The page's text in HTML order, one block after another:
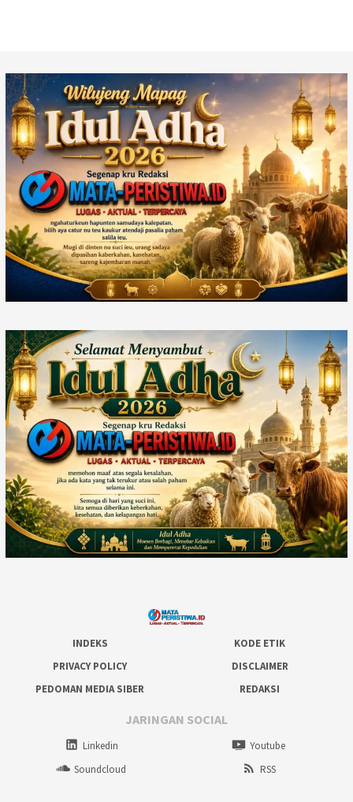
INDEKS
KODE ETIK
PRIVACY POLICY
DISCLAIMER
PEDOMAN MEDIA SIBER
REDAKSI
JARINGAN SOCIAL
Linkedin
Youtube
Soundcloud
RSS